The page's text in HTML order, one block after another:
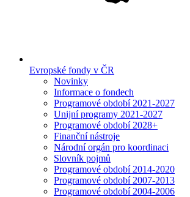
Evropské fondy v ČR
Novinky
Informace o fondech
Programové období 2021-2027
Unijní programy 2021-2027
Programové období 2028+
Finanční nástroje
Národní orgán pro koordinaci
Slovník pojmů
Programové období 2014-2020
Programové období 2007-2013
Programové období 2004-2006